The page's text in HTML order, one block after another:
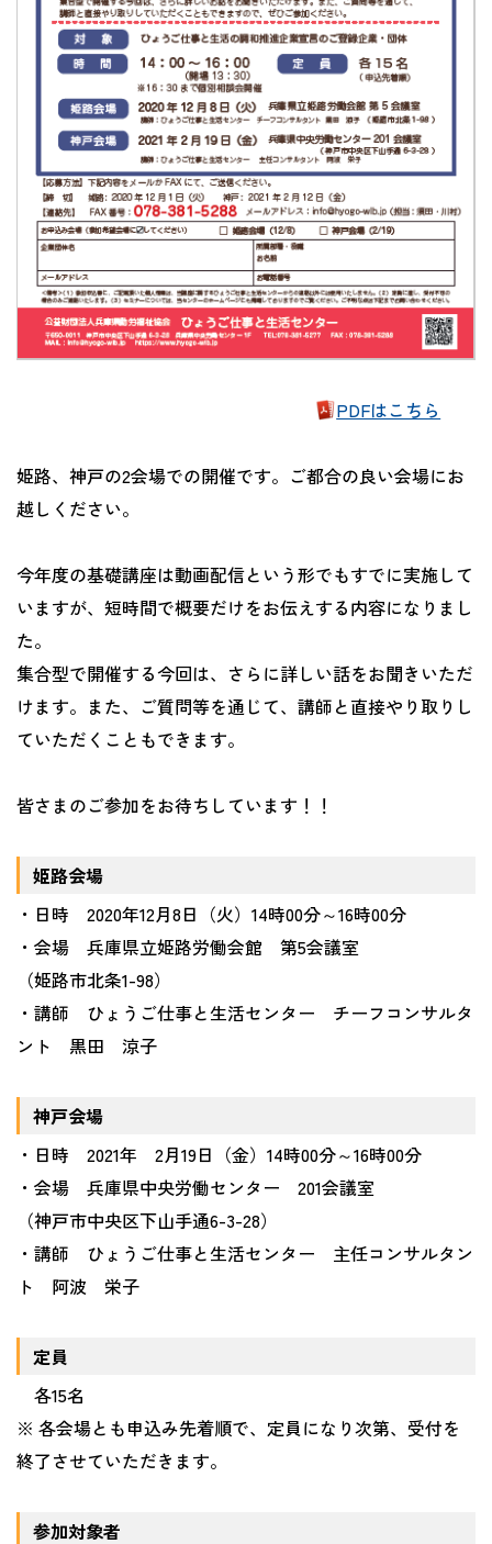
PDFはこちら
姫路、神戸の2会場での開催です。ご都合の良い会場にお
越しください。
今年度の基礎講座は動画配信という形でもすでに実施して
いますが、短時間で概要だけをお伝えする内容になりまし
た。
集合型で開催する今回は、さらに詳しい話をお聞きいただ
けます。また、ご質問等を通じて、講師と直接やり取りし
ていただくこともできます。
皆さまのご参加をお待ちしています！！
姫路会場
・日時 2020年12月8日（火）14時00分～16時00分
・会場 兵庫県立姫路労働会館 第5会議室
（姫路市北条1-98）
・講師 ひょうご仕事と生活センター チーフコンサルタ
ント 黒田 涼子
神戸会場
・日時 2021年 2月19日（金）14時00分～16時00分
・会場 兵庫県中央労働センター 201会議室
（神戸市中央区下山手通6-3-28）
・講師 ひょうご仕事と生活センター 主任コンサルタン
ト 阿波 栄子
定員
各15名
※ 各会場とも申込み先着順で、定員になり次第、受付を
終了させていただきます。
参加対象者